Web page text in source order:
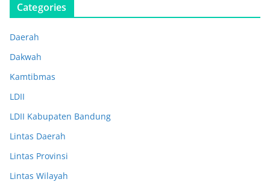
Categories
Daerah
Dakwah
Kamtibmas
LDII
LDII Kabupaten Bandung
Lintas Daerah
Lintas Provinsi
Lintas Wilayah